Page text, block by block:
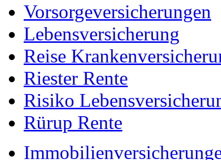
Vorsorgeversicherungen
Lebensversicherung
Reise
Riester Rente
Risiko
Rürup Rente